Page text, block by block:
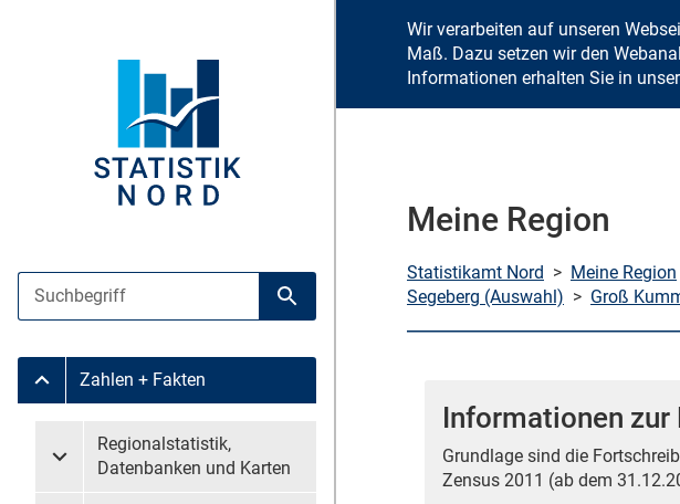
Suche
Suche starten
Untermenü Zahlen + Fakten
Zahlen + Fakten
Untermenü überspringen
Untermenü Regionalstatistik, Datenbanken und Karten
Regionalstatistik,
Datenbanken und Karten
Wir verarbeiten auf unseren
Maß. Dazu setzen wir den
Informationen erhalten Sie in
Meine Region
Statistikamt Nord > Meine Region
Segeberg (Auswahl) > Groß
Informationen
Grundlage sind die
Zensus 2011 (ab dem